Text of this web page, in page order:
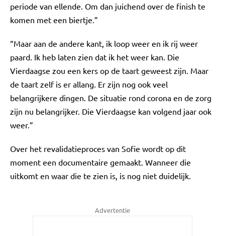
periode van ellende. Om dan juichend over de finish te
komen met een biertje.”
“Maar aan de andere kant, ik loop weer en ik rij weer
paard. Ik heb laten zien dat ik het weer kan. Die
Vierdaagse zou een kers op de taart geweest zijn. Maar
de taart zelf is er allang. Er zijn nog ook veel
belangrijkere dingen. De situatie rond corona en de zorg
zijn nu belangrijker. Die Vierdaagse kan volgend jaar ook
weer.”
Over het revalidatieproces van Sofie wordt op dit
moment een documentaire gemaakt. Wanneer die
uitkomt en waar die te zien is, is nog niet duidelijk.
Advertentie